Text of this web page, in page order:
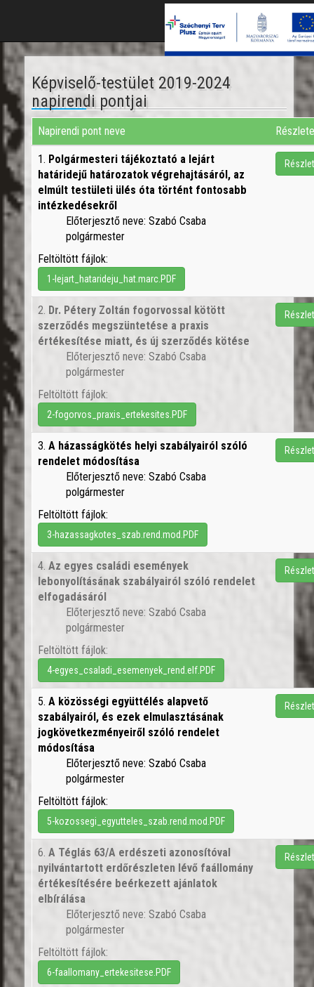
Képviselő-testület 2019-2024
napirendi pontjai
Napirendi pont neve
1. Polgármesteri tájékoztató a lejárt
határidejű határozatok végrehajtásáról, az
elmúlt testületi ülés óta történt fontosabb
intézkedésekről
Előterjesztő neve: Szabó Csaba
polgármester
Feltöltött fájlok:
1-lejart_hatarideju_hat.marc.PDF
2. Dr. Pétery Zoltán fogorvossal kötött
szerződés megszüntetése a praxis
értékesítése miatt, és új szerződés kötése
Előterjesztő neve: Szabó Csaba
polgármester
Feltöltött fájlok:
2-fogorvos_praxis_ertekesites.PDF
3. A házasságkötés helyi szabályairól szóló
rendelet módosítása
Előterjesztő neve: Szabó Csaba
polgármester
Feltöltött fájlok:
3-hazassagkotes_szab.rend.mod.PDF
4. Az egyes családi események
lebonyolításának szabályairól szóló rendelet
elfogadásáról
Előterjesztő neve: Szabó Csaba
polgármester
Feltöltött fájlok:
4-egyes_csaladi_esemenyek_rend.elf.PDF
5. A közösségi együttélés alapvető
szabályairól, és ezek elmulasztásának
jogkövetkezményeiről szóló rendelet
módosítása
Előterjesztő neve: Szabó Csaba
polgármester
Feltöltött fájlok:
5-kozossegi_egyutteles_szab.rend.mod.PDF
6. A Téglás 63/A erdészeti azonosítóval
nyilvántartott erdőrészleten lévő faállomány
értékesítésére beérkezett ajánlatok
elbírálása
Előterjesztő neve: Szabó Csaba
polgármester
Feltöltött fájlok:
6-faallomany_ertekesitese.PDF